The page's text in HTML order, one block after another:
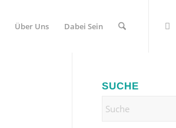
Über Uns Dabei Sein
SUCHE